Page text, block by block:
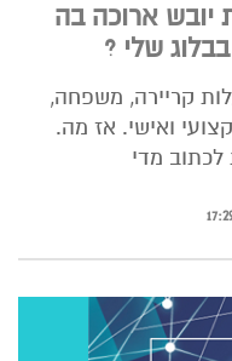
ארוכה בה
שלי ?
קריירה, משפחה,
ואישי. אז מה.
מדי